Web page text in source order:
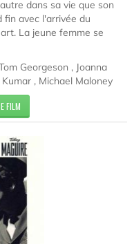
dans sa vie que son
fin avec l'arrivée du
La jeune femme se
Georgeson , Joanna
, Michael Maloney
FILM